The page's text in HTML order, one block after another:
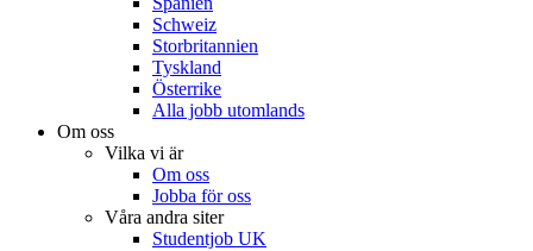
Schweiz
Storbritannien
Tyskland
Österrike
Alla jobb utomlands
Om oss
Vilka vi är
Om oss
Jobba för oss
Våra andra siter
Studentjob UK